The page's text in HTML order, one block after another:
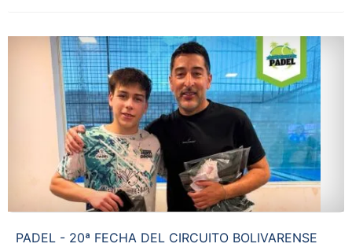
PADEL - 20ª FECHA DEL CIRCUITO BOLIVARENSE